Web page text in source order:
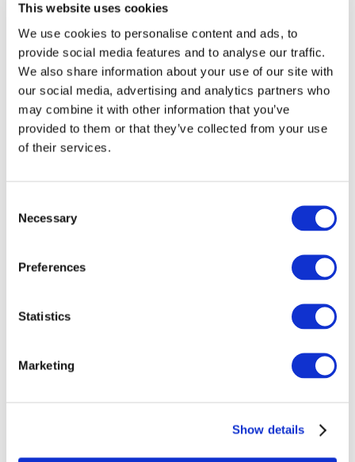
This website uses cookies
We use cookies to personalise content and ads, to
provide social media features and to analyse our traffic.
We also share information about your use of our site with
our social media, advertising and analytics partners who
may combine it with other information that you’ve
provided to them or that they’ve collected from your use
of their services.
Selection
Necessary
Preferences
Statistics
Marketing
Show details